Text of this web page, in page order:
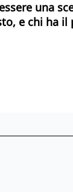
una
e chi ha il